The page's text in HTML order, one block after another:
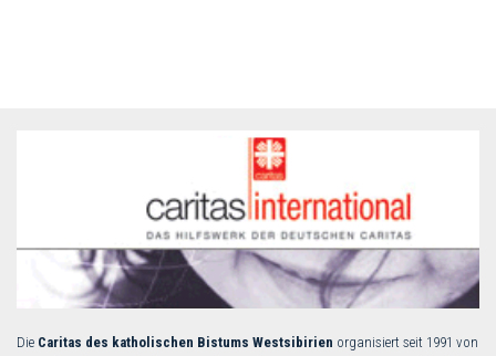
Die Caritas des katholischen Bistums Westsibirien organisiert seit 1991 von